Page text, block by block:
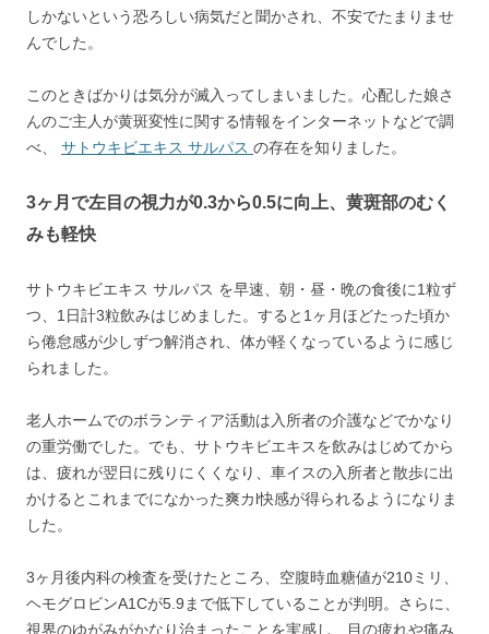
しかないという恐ろしい病気だと聞かされ、不安でたまりませ
んでした。
このときばかりは気分が滅入ってしまいました。心配した娘さ
んのご主人が黄斑変性に関する情報をインターネットなどで調
べ、 サトウキビエキス サルパス の存在を知りました。
3ヶ月で左目の視力が0.3から0.5に向上、黄斑部のむく
みも軽快
サトウキビエキス サルパス を早速、朝・昼・晩の食後に1粒ず
つ、1日計3粒飲みはじめました。すると1ヶ月ほどたった頃か
ら倦怠感が少しずつ解消され、体が軽くなっているように感じ
られました。
老人ホームでのボランティア活動は入所者の介護などでかなり
の重労働でした。でも、サトウキビエキスを飲みはじめてから
は、疲れが翌日に残りにくくなり、車イスの入所者と散歩に出
かけるとこれまでになかった爽カl快感が得られるようになりま
した。
3ヶ月後内科の検査を受けたところ、空腹時血糖値が210ミリ、
ヘモグロビンA1Cが5.9まで低下していることが判明。さらに、
視界のゆがみがかなり治まったことを実感し、目の疲れや痛み